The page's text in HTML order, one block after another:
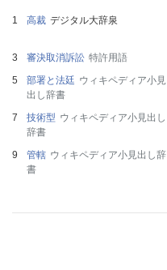
高裁 デジタル大辞泉
審決取消訴訟 特許用語
部署と法廷 ウィキペディア小見
出し辞書
技術型 ウィキペディア小見出し
辞書
管轄 ウィキペディア小見出し辞
書